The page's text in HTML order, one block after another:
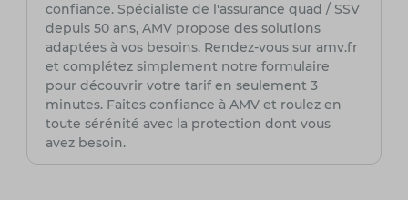
confiance. Spécialiste de l'assurance quad / SSV
depuis 50 ans, AMV propose des solutions
adaptées à vos besoins. Rendez-vous sur amv.fr
et complétez simplement notre formulaire
pour découvrir votre tarif en seulement 3
minutes. Faites confiance à AMV et roulez en
toute sérénité avec la protection dont vous
avez besoin.